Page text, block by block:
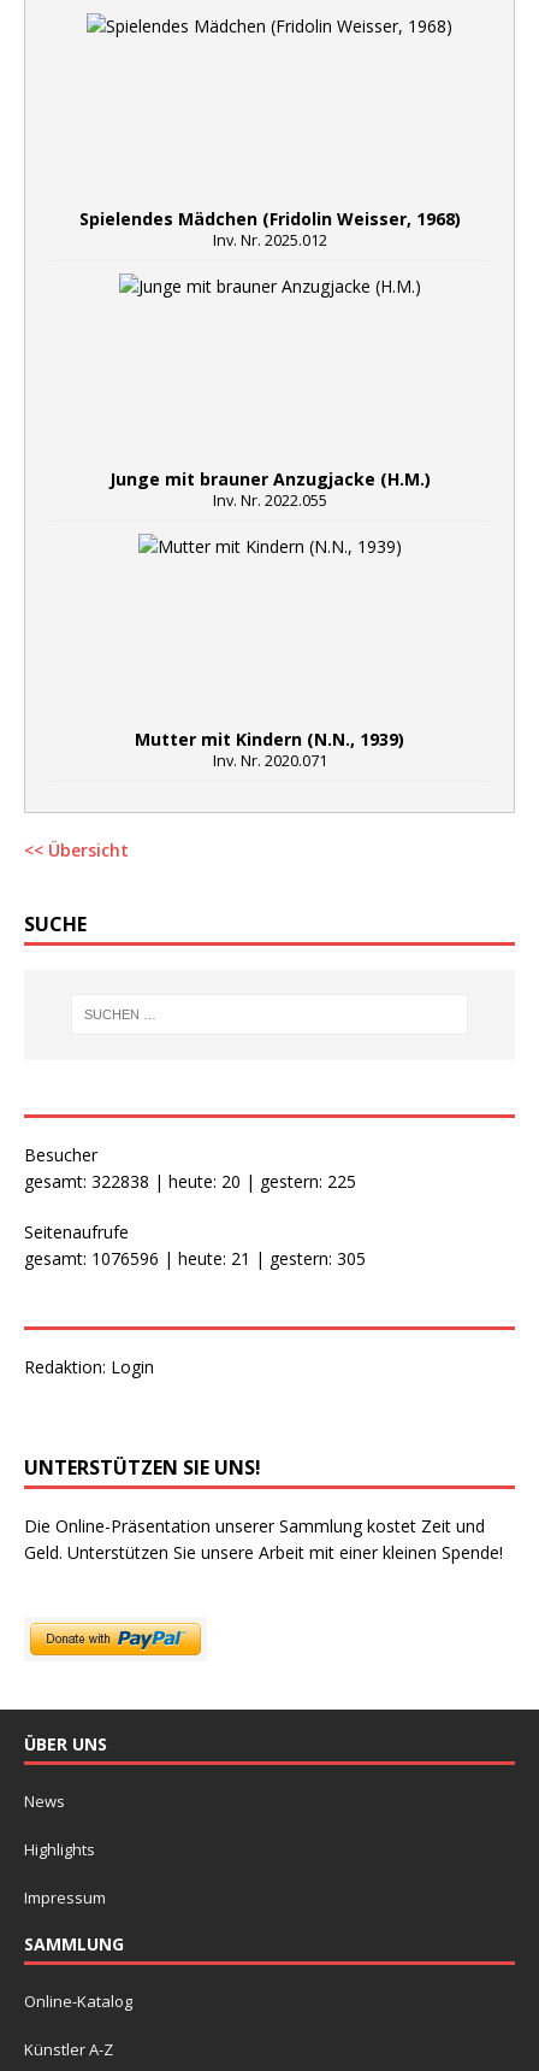
Spielendes Mädchen (Fridolin Weisser, 1968)
Inv. Nr. 2025.012
Junge mit brauner Anzugjacke (H.M.)
Inv. Nr. 2022.055
Mutter mit Kindern (N.N., 1939)
Inv. Nr. 2020.071
<< Übersicht
SUCHE
Besucher
gesamt: 322838 | heute: 20 | gestern: 225
Seitenaufrufe
gesamt: 1076596 | heute: 21 | gestern: 305
Redaktion: Login
UNTERSTÜTZEN SIE UNS!
Die Online-Präsentation unserer Sammlung kostet Zeit und
Geld. Unterstützen Sie unsere Arbeit mit einer kleinen Spende!
ÜBER UNS
News
Highlights
Impressum
SAMMLUNG
Online-Katalog
Künstler A-Z